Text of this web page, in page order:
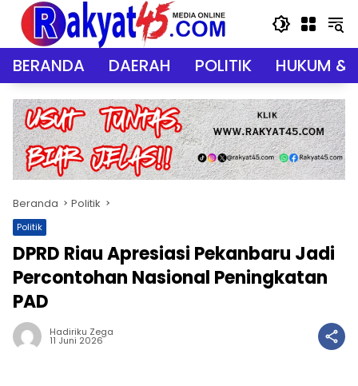
Langsung
konten
BERANDA DAERAH POLITIK HUKUM &
Beranda Politik
Politik
DPRD Riau Apresiasi Pekanbaru Jadi
Percontohan Nasional Peningkatan
PAD
Hadiriku Zega
11 Juni 2026